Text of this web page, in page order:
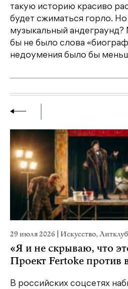
такую историю красиво
будет сжиматься горло. Но
музыкальный
бы не было слова
недоумения было бы
29 июля 2026 Искусство,Литклуб
«Я и не скрываю, что
Проект Fertoke против
В российских соцсетях